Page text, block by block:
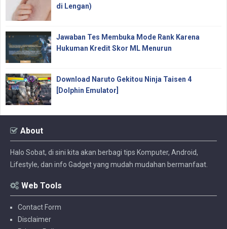
di Lengan)
Jawaban Tes Membuka Mode Rank Karena
Hukuman Kredit Skor ML Menurun
Download Naruto Gekitou Ninja Taisen 4
[Dolphin Emulator]
About
Halo Sobat, di sini kita akan berbagi tips Komputer, Android,
Lifestyle, dan info Gadget yang mudah mudahan bermanfaat.
Web Tools
Contact Form
Disclaimer